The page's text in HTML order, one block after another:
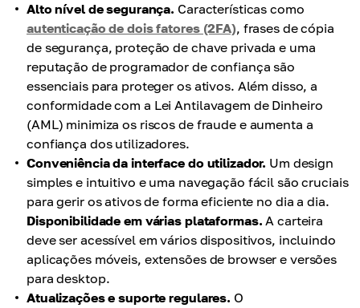
Alto nível de segurança. Características como
autenticação de dois fatores (2FA), frases de cópia
de segurança, proteção de chave privada e uma
reputação de programador de confiança são
essenciais para proteger os ativos. Além disso, a
conformidade com a Lei Antilavagem de Dinheiro
(AML) minimiza os riscos de fraude e aumenta a
confiança dos utilizadores.
Conveniência da interface do utilizador. Um design
simples e intuitivo e uma navegação fácil são cruciais
para gerir os ativos de forma eficiente no dia a dia.
Disponibilidade em várias plataformas. A carteira
deve ser acessível em vários dispositivos, incluindo
aplicações móveis, extensões de browser e versões
para desktop.
Atualizações e suporte regulares. O